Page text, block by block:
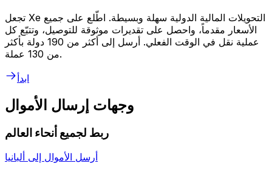
تجعل Xe التحويلات المالية الدولية سهلة وبسيطة. اطّلع على جميع
الأسعار مقدماً، واحصل على تقديرات موثوقة للتوصيل، وتتبّع كل
عملية نقل في الوقت الفعلي. أرسل إلى أكثر من 190 دولة بأكثر
من 130 عملة.
ابدأ
وجهات إرسال الأموال
ربط لجميع أنحاء العالم
أرسل الأموال إلى ألبانيا